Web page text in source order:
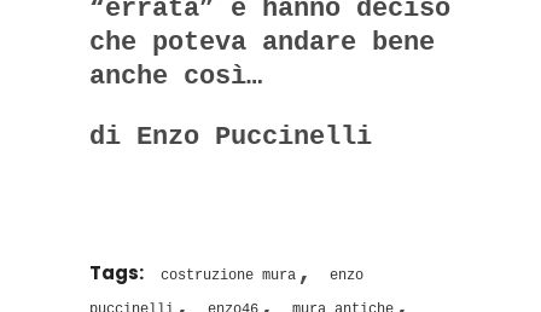
“errata” e hanno deciso
che poteva andare bene
anche così…
di Enzo Puccinelli
Tags: costruzione mura ,
enzo